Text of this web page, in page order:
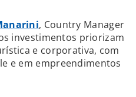
, Country Manager
investimentos priorizam
e corporativa, com
e em empreendimentos